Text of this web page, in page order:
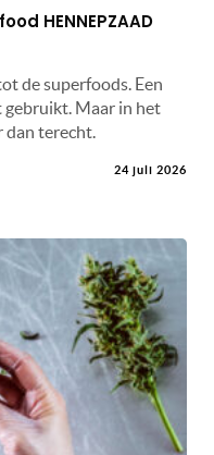
HENNEPZAAD
de superfoods. Een
gebruikt. Maar in het
dan terecht.
24 juli 2026